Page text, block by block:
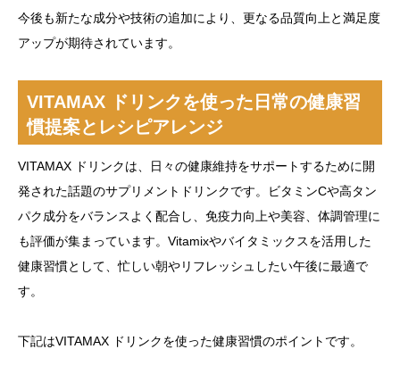
今後も新たな成分や技術の追加により、更なる品質向上と満足度
アップが期待されています。
VITAMAX ドリンクを使った日常の健康習
慣提案とレシピアレンジ
VITAMAX ドリンクは、日々の健康維持をサポートするために開
発された話題のサプリメントドリンクです。ビタミンCや高タン
パク成分をバランスよく配合し、免疫力向上や美容、体調管理に
も評価が集まっています。Vitamixやバイタミックスを活用した
健康習慣として、忙しい朝やリフレッシュしたい午後に最適で
す。
下記はVITAMAX ドリンクを使った健康習慣のポイントです。